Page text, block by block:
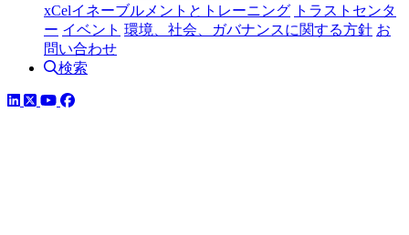
xCelイネーブルメントとトレーニング トラストセンタ
ー イベント 環境、社会、ガバナンスに関する方針 お
問い合わせ
検索
LinkedIn
ツイッター
YouTube
Facebook